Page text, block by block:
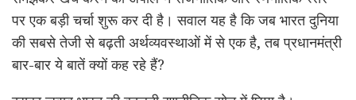
पर एक बड़ी चर्चा शुरू कर दी है। सवाल यह है कि जब भारत दुनिया
की सबसे तेजी से बढ़ती अर्थव्यवस्थाओं में से एक है, तब प्रधानमंत्री
बार-बार ये बातें क्यों कह रहे हैं?